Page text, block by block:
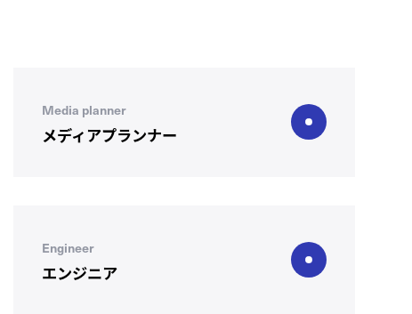
Media planner
メディアプランナー
Engineer
エンジニア